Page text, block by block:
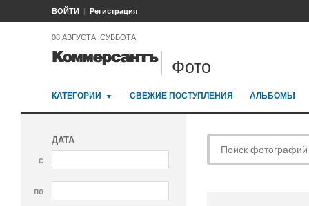
ВОЙТИ Регистрация
08 АВГУСТА, СУББОТА
Фото
КАТЕГОРИИ СВЕЖИЕ ПОСТУПЛЕНИЯ АЛЬБОМЫ
ДАТА
с
по